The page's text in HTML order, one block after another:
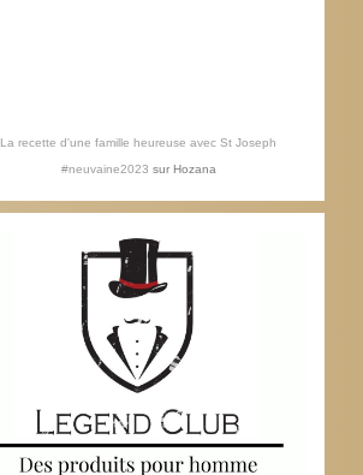
La recette d'une famille heureuse avec St Joseph
#neuvaine2023 sur Hozana